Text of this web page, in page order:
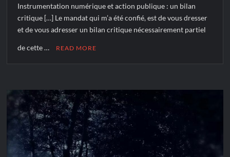
Instrumentation numérique et action publique : un bilan
critique […] Le mandat qui m’a été confié, est de vous dresser
et de vous adresser un bilan critique nécessairement partiel
de cette … READ MORE